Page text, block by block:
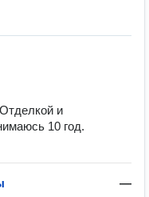
и
10 год.
—